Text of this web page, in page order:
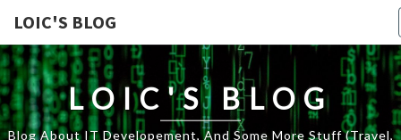
LOIC'S BLOG
LOIC'S BLOG
Blog About IT Developement, And Some More Stuff (travel,